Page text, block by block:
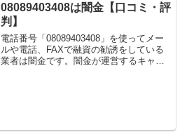
08089403408は闇金【口コミ・評
判】
電話番号「08089403408」を使ってメー
ルや電話、FAXで融資の勧誘をしている
業者は闇金です。闇金が運営するキャッ